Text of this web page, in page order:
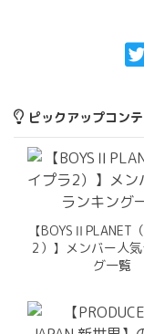
ピックアップコン
【BOYSⅡPLANET
2）】メンバー人
グ一覧